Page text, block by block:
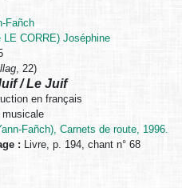
Fañch
LE CORRE) Joséphine
, 22)
/ Le Juif
en français
musicale
Fañch), Carnets de route, 1996.
: Livre, p. 194, chant n° 68